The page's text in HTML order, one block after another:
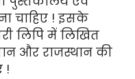
चाहिए ! इसके
लिपि में लिखित
और राजस्थान की
!